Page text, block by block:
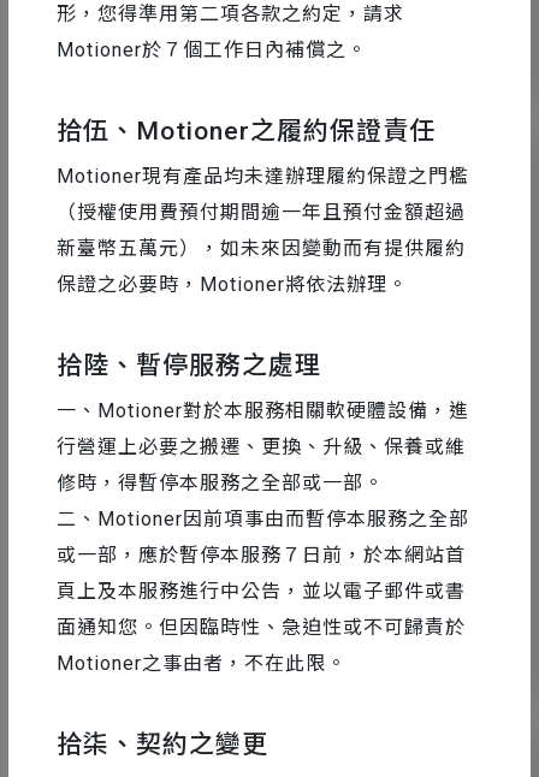
形，您得準用第二項各款之約定，請求
Motioner於７個工作日內補償之。
拾伍、Motioner之履約保證責任
Motioner現有產品均未達辦理履約保證之門檻
（授權使用費預付期間逾一年且預付金額超過
新臺幣五萬元），如未來因變動而有提供履約
保證之必要時，Motioner將依法辦理。
拾陸、暫停服務之處理
一、Motioner對於本服務相關軟硬體設備，進
行營運上必要之搬遷、更換、升級、保養或維
修時，得暫停本服務之全部或一部。
二、Motioner因前項事由而暫停本服務之全部
或一部，應於暫停本服務７日前，於本網站首
頁上及本服務進行中公告，並以電子郵件或書
面通知您。但因臨時性、急迫性或不可歸責於
Motioner之事由者，不在此限。
拾柒、契約之變更
7 11386
外掛 & 腳本 2016-06-13
Motion 2 - 中文教學筆記
14 34643